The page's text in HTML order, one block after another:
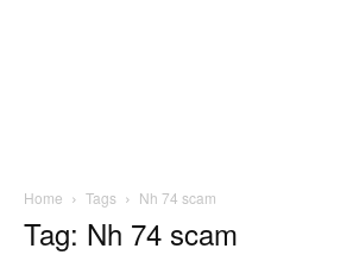
Home Tags Nh 74 scam
Tag: Nh 74 scam